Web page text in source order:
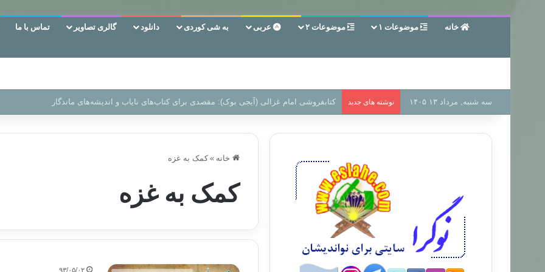
خانه موضوعات ۱ موضوعات ۲ عربی به شی کوردی دانلود گالری تصاویر تماس با ما
سه شنبه, مرداد ۱۳ ۱۴۰۵ نوشته های جدید سر دفتر فساد در زمین‌، دوری وکناره‌گیری از راه خداست‌!
خانه » کمک به غزه
کمک به غزه
۹۳/۰۵/۰۲